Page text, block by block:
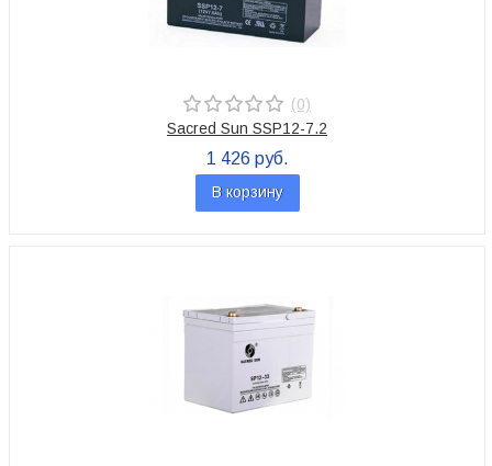
(0)
Sacred Sun SSP12-7.2
1 426 руб.
В корзину